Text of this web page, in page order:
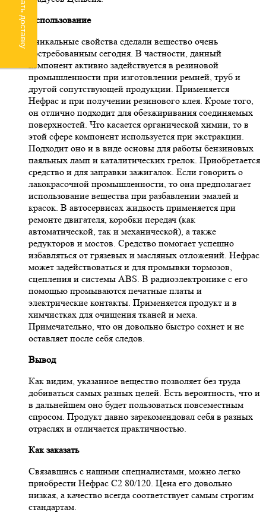
Использование
Уникальные свойства сделали вещество очень
востребованным сегодня. В частности, данный
компонент активно задействуется в резиновой
промышленности при изготовлении ремней, труб и
другой сопутствующей продукции. Применяется
Нефрас и при получении резинового клея. Кроме того,
он отлично подходит для обезжиривания соединяемых
поверхностей. Что касается органической химии, то в
этой сфере компонент используется при экстракции.
Подходит оно и в виде основы для работы бензиновых
паяльных ламп и каталитических грелок. Приобретается
средство и для заправки зажигалок. Если говорить о
лакокрасочной промышленности, то она предполагает
использование вещества при разбавлении эмалей и
красок. В автосервисах жидкость применяется при
ремонте двигателя, коробки передач (как
автоматической, так и механической), а также
редукторов и мостов. Средство помогает успешно
избавляться от грязевых и масляных отложений. Нефрас
может задействоваться и для промывки тормозов,
сцепления и системы ABS. В радиоэлектронике с его
помощью промываются печатные платы и
электрические контакты. Применяется продукт и в
химчистках для очищения тканей и меха.
Примечательно, что он довольно быстро сохнет и не
оставляет после себя следов.
Вывод
Как видим, указанное вещество позволяет без труда
добиваться самых разных целей. Есть вероятность, что и
в дальнейшем оно будет пользоваться повсеместным
спросом. Продукт давно зарекомендовал себя в разных
отраслях и отличается практичностью.
Как заказать
Связавшись с нашими специалистами, можно легко
приобрести Нефрас С2 80/120. Цена его довольно
низкая, а качество всегда соответствует самым строгим
стандартам.